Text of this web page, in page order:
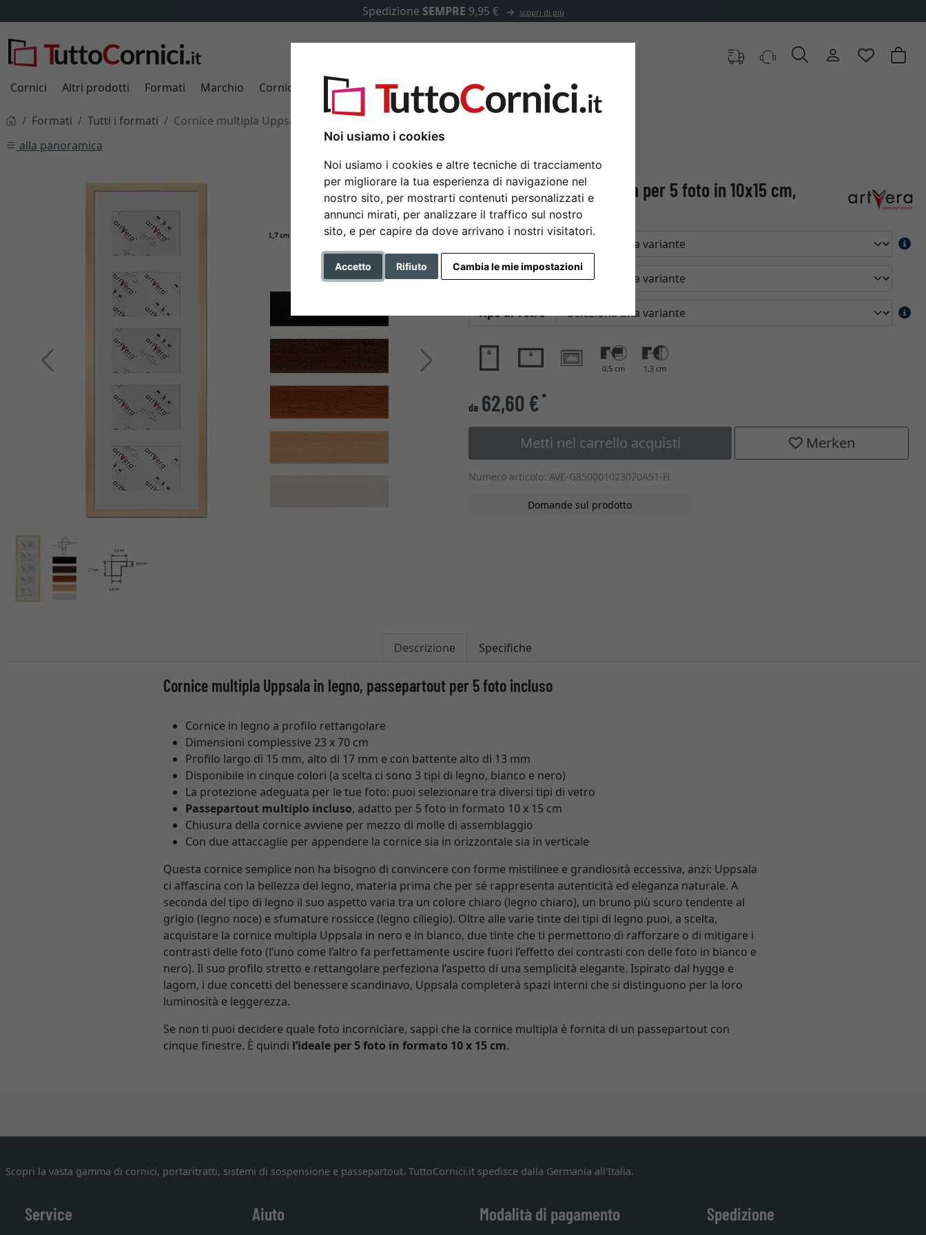
Noi usiamo i cookies
Noi usiamo i cookies e altre tecniche di tracciamento
per migliorare la tua esperienza di navigazione nel
nostro sito, per mostrarti contenuti personalizzati e
annunci mirati, per analizzare il traffico sul nostro
sito, e per capire da dove arrivano i nostri visitatori.
Accetto Rifiuto Cambia le mie impostazioni
Spedizione SEMPRE 9,95 € scopri di più
Cornici Altri prodotti Formati Marchio Cornici su misura Passepartout Accessori
Formati Tutti i formati
Cornice multipla Uppsala per 5 foto in 10x15 cm, misure 23x70 cm
alla panoramica
Indietro Avanti
Cornice multipla Uppsala per 5 foto in 10x15 cm,
misure 23x70 cm
Colore
Tipo di vetro
0,5 cm 1,3 cm
da 62,60 €*
Metti nel carrello acquisti Merken
Numero articolo: AVE-G850001023070A51-H
Domande sul prodotto
Descrizione Specifiche
Cornice multipla Uppsala in legno, passepartout per 5 foto incluso
Cornice in legno a profilo rettangolare
Dimensioni complessive 23 x 70 cm
Profilo largo di 15 mm, alto di 17 mm e con battente alto di 13 mm
Disponibile in cinque colori (a scelta ci sono 3 tipi di legno, bianco e nero)
La protezione adeguata per le tue foto: puoi selezionare tra diversi tipi di vetro
Passepartout multiplo incluso, adatto per 5 foto in formato 10 x 15 cm
Chiusura della cornice avviene per mezzo di molle di assemblaggio
Con due attaccaglie per appendere la cornice sia in orizzontale sia in verticale
Questa cornice semplice non ha bisogno di convincere con forme mistilinee e grandiosità eccessiva, anzi: Uppsala
ci affascina con la bellezza del legno, materia prima che per sé rappresenta autenticità ed eleganza naturale. A
seconda del tipo di legno il suo aspetto varia tra un colore chiaro (legno chiaro), un bruno più scuro tendente al
grigio (legno noce) e sfumature rossicce (legno ciliegio). Oltre alle varie tinte dei tipi di legno puoi, a scelta,
acquistare la cornice multipla Uppsala in nero e in bianco, due tinte che ti permettono di rafforzare o di mitigare i
contrasti delle foto (l’uno come l’altro fa perfettamente uscire fuori l’effetto dei contrasti con delle foto in bianco e
nero). Il suo profilo stretto e rettangolare perfeziona l’aspetto di una semplicità elegante. Ispirato dal hygge e
lagom, i due concetti del benessere scandinavo, Uppsala completerà spazi interni che si distinguono per la loro
luminosità e leggerezza.
Se non ti puoi decidere quale foto incorniciare, sappi che la cornice multipla è fornita di un passepartout con
cinque finestre. È quindi l’ideale per 5 foto in formato 10 x 15 cm.
Scopri la vasta gamma di cornici, portaritratti, sistemi di sospensione e passepartout. TuttoCornici.it spedisce dalla Germania all'Italia.
Service Aiuto Modalità di pagamento Spedizione